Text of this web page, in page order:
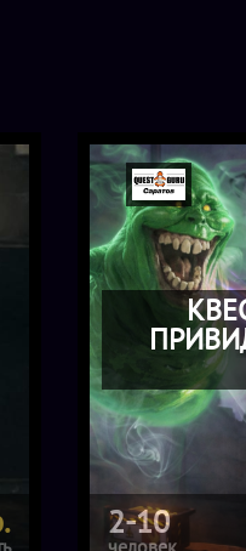
2-10
человек